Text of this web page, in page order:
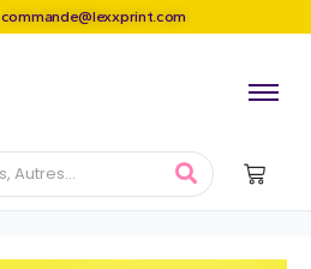
commande@lexxprint.com